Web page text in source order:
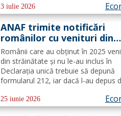
beneficiarii venitului minim de
în cuantum total de 1.396.156 lei. În
intersectării...
3 iulie 2026
ANAF trimite notificări
românilor cu venituri din
străinătate. Cine trebuie
depună urgent Declarația
Unică 212
Românii care au obţinut în 2025
din străinătate şi nu le-au inclus în
Declaraţia unică trebuie să depună
formularul 212, iar dacă l-au depus
SPV – Spaţiul Privat Virtual.
aflate în această situaţie vor primi
25 iunie 2026